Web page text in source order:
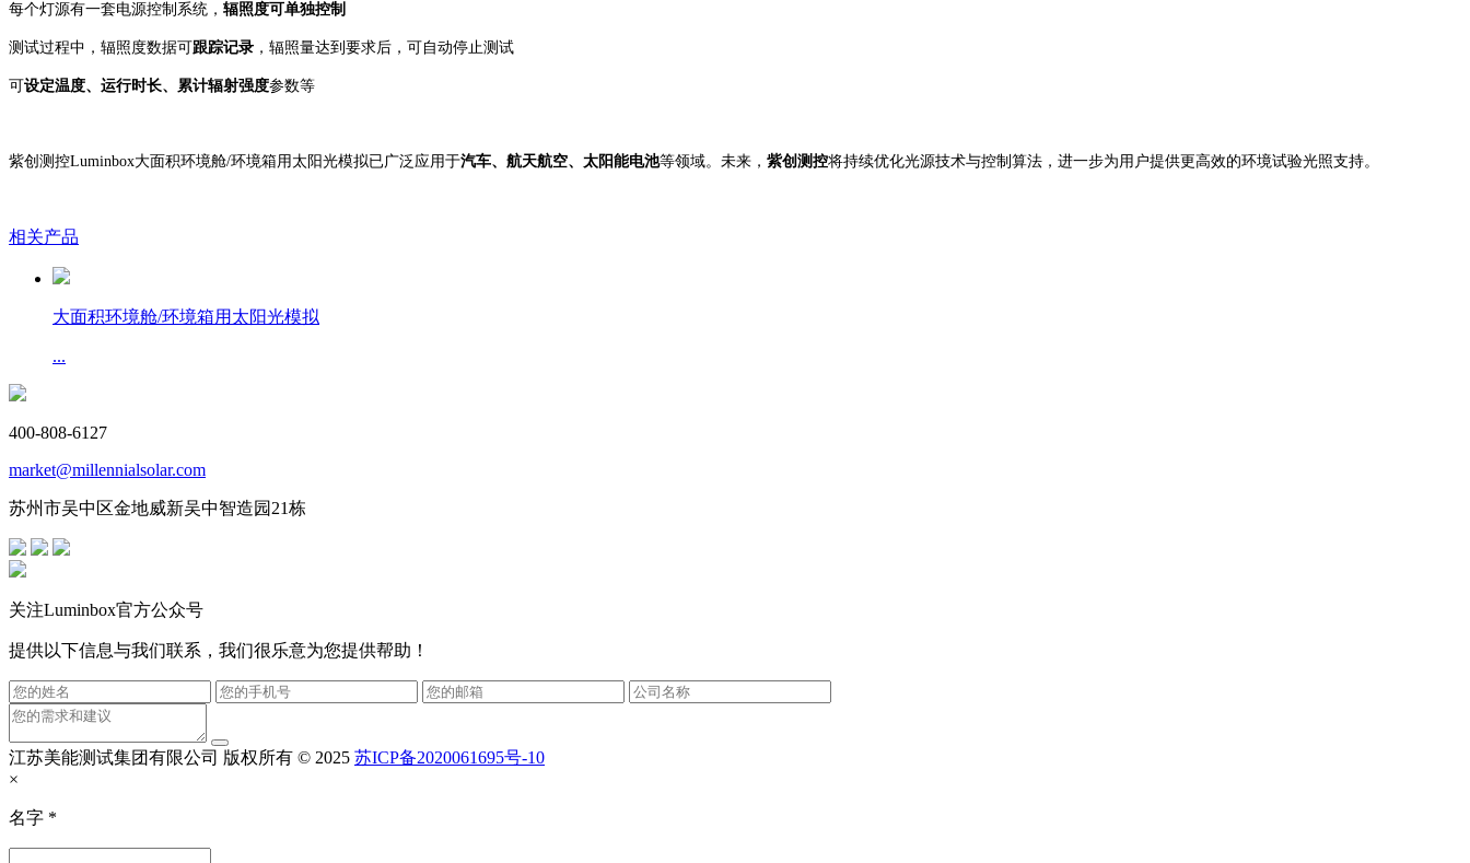
每个灯源有一套电源控制系统， 辐照度可单独控制
测试过程中，辐照度数据可跟踪记录 ，辐照量达到要求后，可自动停止测试
可设定温度、运行时长、累计辐射强度参数等
紫创测控Luminbox大面积环境舱/环境箱用太阳光模拟已广泛应用于汽车、航天航空、太阳能电池等领域。未来， 紫创测控将持续优化光源技术与控制算法，进一步为用户提供更高效的环境试验光照支持。
相关产品
大面积环境舱/环境箱用太阳光模拟
...
400-808-6127
market@millennialsolar.com
苏州市吴中区金地威新吴中智造园21栋
关注Luminbox官方公众号
提供以下信息与我们联系，我们很乐意为您提供帮助！
江苏美能测试集团有限公司 版权所有 © 2025 苏ICP备2020061695号-10
×
名字 *